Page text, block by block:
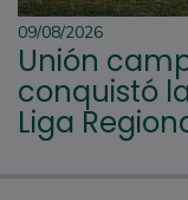
09/08/2026
Unión
conquistó
Liga